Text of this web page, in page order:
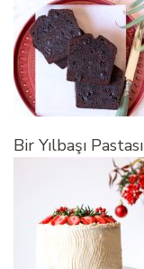
Bir Yılbaşı Pastası